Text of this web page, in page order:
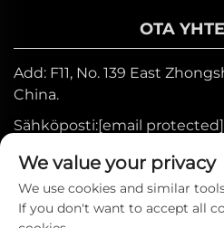
OTA
Add: F11, No. 139 East
China.
Sähköposti:[email protected]
Mobiili:+86-17327710449
Puh:+86-025-84573776
We value your privacy
We use cookies and similar
If you don't want to accept all